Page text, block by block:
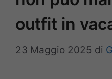
outfit in
23 Maggio 2025 di